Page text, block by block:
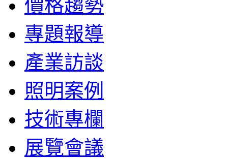
價格趨勢
專題報導
產業訪談
照明案例
技術專欄
展覽會議